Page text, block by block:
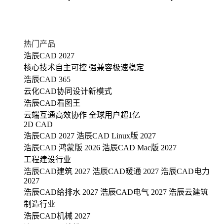
热门产品
浩辰CAD 2027
核心技术自主可控 强兼容极速稳定
浩辰CAD 365
云化CAD协同设计新模式
浩辰CAD看图王
云端互通高效协作 全球用户超1亿
2D CAD
浩辰CAD 2027 浩辰CAD Linux版 2027
浩辰CAD 鸿蒙版 2026 浩辰CAD Mac版 2027
工程建设行业
浩辰CAD建筑 2027 浩辰CAD暖通 2027 浩辰CAD电力
2027
浩辰CAD给排水 2027 浩辰CAD电气 2027 浩辰云建筑
制造行业
浩辰CAD机械 2027